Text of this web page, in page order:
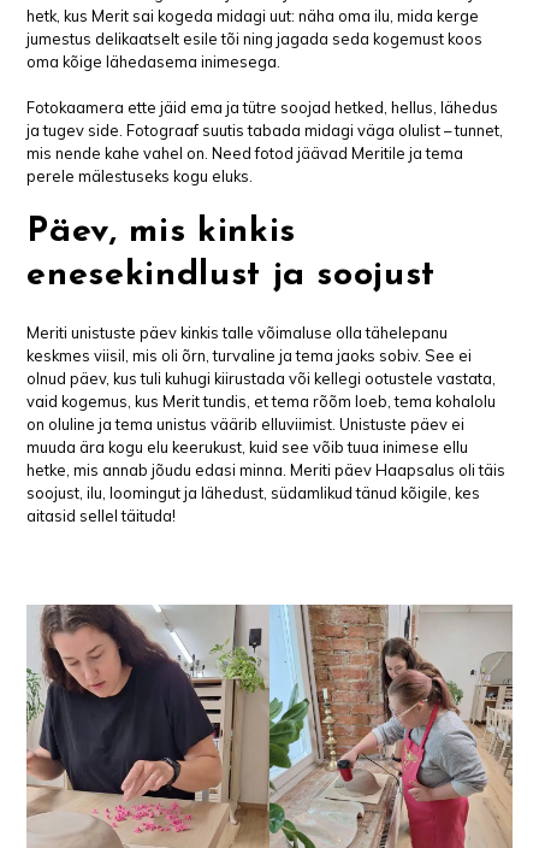
hetk, kus Merit sai kogeda midagi uut: näha oma ilu, mida kerge
jumestus delikaatselt esile tõi ning jagada seda kogemust koos
oma kõige lähedasema inimesega.
Fotokaamera ette jäid ema ja tütre soojad hetked, hellus, lähedus
ja tugev side. Fotograaf suutis tabada midagi väga olulist – tunnet,
mis nende kahe vahel on. Need fotod jäävad Meritile ja tema
perele mälestuseks kogu eluks.
Päev, mis kinkis
enesekindlust ja soojust
Meriti unistuste päev kinkis talle võimaluse olla tähelepanu
keskmes viisil, mis oli õrn, turvaline ja tema jaoks sobiv. See ei
olnud päev, kus tuli kuhugi kiirustada või kellegi ootustele vastata,
vaid kogemus, kus Merit tundis, et tema rõõm loeb, tema kohalolu
on oluline ja tema unistus väärib elluviimist. Unistuste päev ei
muuda ära kogu elu keerukust, kuid see võib tuua inimese ellu
hetke, mis annab jõudu edasi minna. Meriti päev Haapsalus oli täis
soojust, ilu, loomingut ja lähedust, südamlikud tänud kõigile, kes
aitasid sellel täituda!